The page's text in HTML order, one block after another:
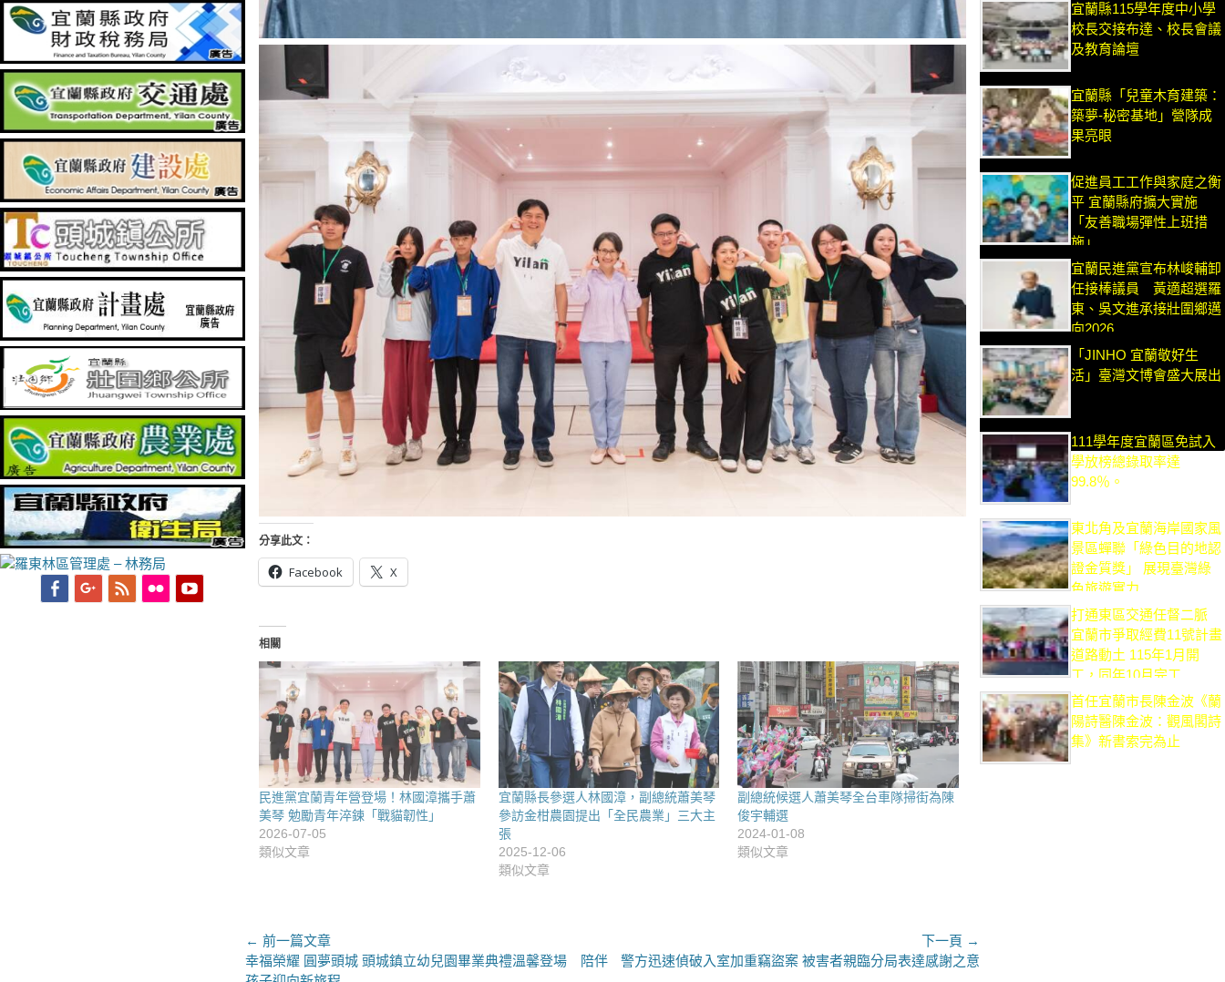
分享此文：
Facebook X
相關
民進黨宜蘭青年營登場！林國漳攜手蕭
美琴 勉勵青年淬鍊「戰貓韌性」
2026-07-05
類似文章
宜蘭縣長參選人林國漳，副總統蕭美琴
參訪金柑農園提出「全民農業」三大主
張
2025-12-06
類似文章
副總統候選人蕭美琴全台車隊掃街為陳
俊宇輔選
2024-01-08
類似文章
文
章
← 前一篇文章
上
幸福榮耀 圓夢頭城 頭城鎮立幼兒園畢業典禮溫馨登場 陪伴
下一頁 →
下警方迅速偵破入室加重竊盜案 被害者親臨分局表達感謝之意
宜蘭縣115學年度中小學
校長交接布達、校長會議
及教育論壇
宜蘭縣「兒童木育建築：
築夢-秘密基地」營隊成
果亮眼
促進員工工作與家庭之衡
平 宜蘭縣府擴大實施
「友善職場彈性上班措
施」
宜蘭民進黨宣布林峻輔卸
任接棒議員 黃適超選羅
東、吳文進承接壯圍鄉邁
向2026
「JINHO 宜蘭敬好生
活」臺灣文博會盛大展出
111學年度宜蘭區免試入
學放榜總錄取率達
99.8％。
東北角及宜蘭海岸國家風
景區蟬聯「綠色目的地認
證金質獎」 展現臺灣綠
色旅遊實力
打通東區交通任督二脈
宜蘭市爭取經費11號計畫
道路動土 115年1月開
工，同年10月完工
首任宜蘭市長陳金波《蘭
陽詩醫陳金波：觀風閣詩
集》新書索完為止
FacebookGoogleplus
Feed Flickr YouTube